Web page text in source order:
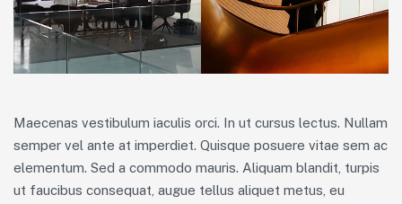
Maecenas vestibulum iaculis orci. In ut cursus lectus. Nullam
semper vel ante at imperdiet. Quisque posuere vitae sem ac
elementum. Sed a commodo mauris. Aliquam blandit, turpis
ut faucibus consequat, augue tellus aliquet metus, eu